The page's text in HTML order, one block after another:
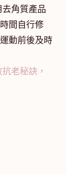
角質產品
間自行修
動前後及時
老秘訣，